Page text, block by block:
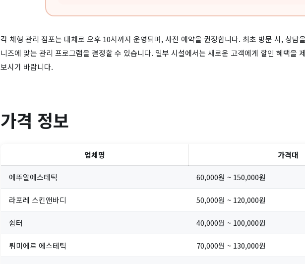
각 체형 관리 점포는 대체로 오후 10시까지 운영되며, 사전 예약을 권장합니다. 최초 방문 시, 상담
니즈에 맞는 관리 프로그램을 결정할 수 있습니다. 일부 시설에서는 새로운 고객에게 할인 혜택을
보시기 바랍니다.
가격 정보
업체명 가격대
에뚜알에스테틱 60,000원 ~ 150,000원
라포레 스킨앤바디 50,000원 ~ 120,000원
쉼터 40,000원 ~ 100,000원
뤼미에르 에스테틱 70,000원 ~ 130,000원